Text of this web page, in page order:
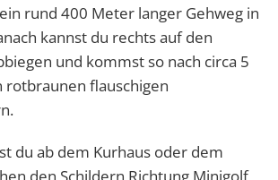
rund 400 Meter langer Gehweg in
kannst du rechts auf den
und kommst so nach circa 5
rotbraunen flauschigen
du ab dem Kurhaus oder dem